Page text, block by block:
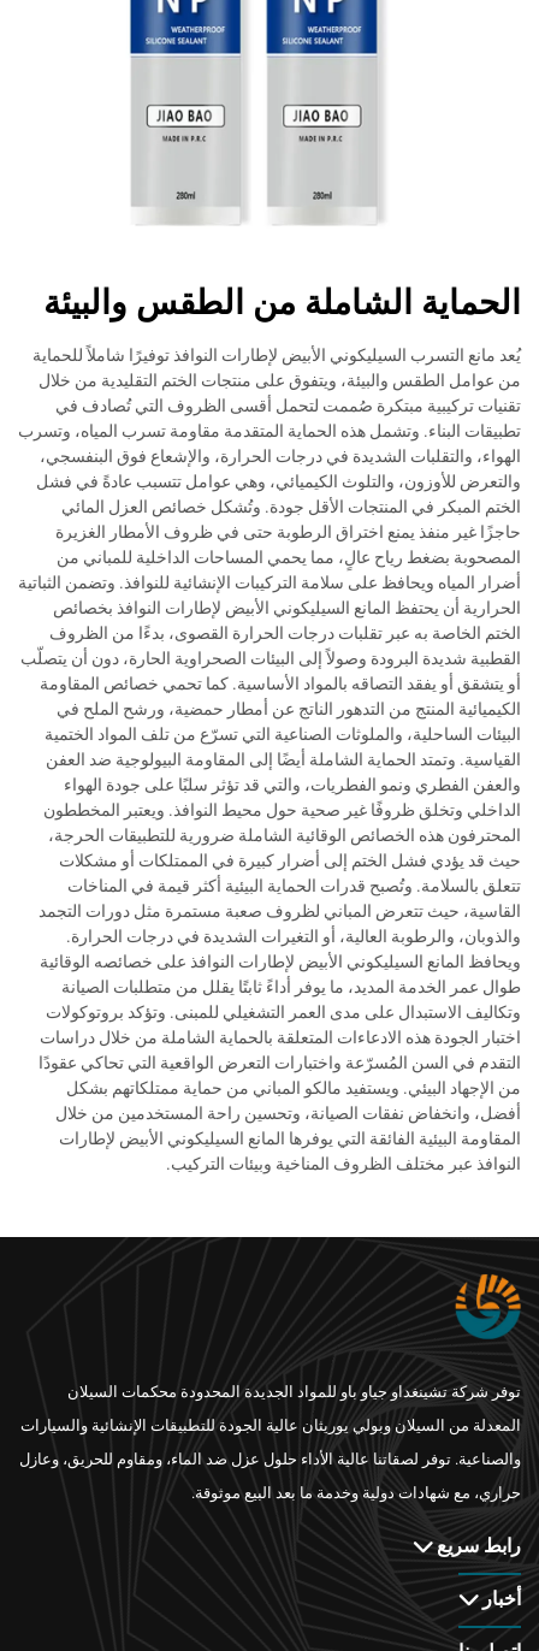
الحماية الشاملة من الطقس والبيئة
يُعد مانع التسرب السيليكوني الأبيض لإطارات النوافذ توفيرًا شاملاً للحماية
من عوامل الطقس والبيئة، ويتفوق على منتجات الختم التقليدية من خلال
تقنيات تركيبية مبتكرة صُممت لتحمل أقسى الظروف التي تُصادف في
تطبيقات البناء. وتشمل هذه الحماية المتقدمة مقاومة تسرب المياه، وتسرب
الهواء، والتقلبات الشديدة في درجات الحرارة، والإشعاع فوق البنفسجي،
والتعرض للأوزون، والتلوث الكيميائي، وهي عوامل تتسبب عادةً في فشل
الختم المبكر في المنتجات الأقل جودة. وتُشكل خصائص العزل المائي
حاجزًا غير منفذ يمنع اختراق الرطوبة حتى في ظروف الأمطار الغزيرة
المصحوبة بضغط رياح عالٍ، مما يحمي المساحات الداخلية للمباني من
أضرار المياه ويحافظ على سلامة التركيبات الإنشائية للنوافذ. وتضمن الثباتية
الحرارية أن يحتفظ المانع السيليكوني الأبيض لإطارات النوافذ بخصائص
الختم الخاصة به عبر تقلبات درجات الحرارة القصوى، بدءًا من الظروف
القطبية شديدة البرودة وصولاً إلى البيئات الصحراوية الحارة، دون أن يتصلّب
أو يتشقق أو يفقد التصاقه بالمواد الأساسية. كما تحمي خصائص المقاومة
الكيميائية المنتج من التدهور الناتج عن أمطار حمضية، ورشح الملح في
البيئات الساحلية، والملوثات الصناعية التي تسرّع من تلف المواد الختمية
القياسية. وتمتد الحماية الشاملة أيضًا إلى المقاومة البيولوجية ضد العفن
والعفن الفطري ونمو الفطريات، والتي قد تؤثر سلبًا على جودة الهواء
الداخلي وتخلق ظروفًا غير صحية حول محيط النوافذ. ويعتبر المخططون
المحترفون هذه الخصائص الوقائية الشاملة ضرورية للتطبيقات الحرجة،
حيث قد يؤدي فشل الختم إلى أضرار كبيرة في الممتلكات أو مشكلات
تتعلق بالسلامة. وتُصبح قدرات الحماية البيئية أكثر قيمة في المناخات
القاسية، حيث تتعرض المباني لظروف صعبة مستمرة مثل دورات التجمد
والذوبان، والرطوبة العالية، أو التغيرات الشديدة في درجات الحرارة.
ويحافظ المانع السيليكوني الأبيض لإطارات النوافذ على خصائصه الوقائية
طوال عمر الخدمة المديد، ما يوفر أداءً ثابتًا يقلل من متطلبات الصيانة
وتكاليف الاستبدال على مدى العمر التشغيلي للمبنى. وتؤكد بروتوكولات
اختبار الجودة هذه الادعاءات المتعلقة بالحماية الشاملة من خلال دراسات
التقدم في السن المُسرّعة واختبارات التعرض الواقعية التي تحاكي عقودًا
من الإجهاد البيئي. ويستفيد مالكو المباني من حماية ممتلكاتهم بشكل
أفضل، وانخفاض نفقات الصيانة، وتحسين راحة المستخدمين من خلال
المقاومة البيئية الفائقة التي يوفرها المانع السيليكوني الأبيض لإطارات
النوافذ عبر مختلف الظروف المناخية وبيئات التركيب.
توفر شركة تشينغداو جياو باو للمواد الجديدة المحدودة محكمات السيلان
المعدلة من السيلان وبولي يوريثان عالية الجودة للتطبيقات الإنشائية والسيارات
والصناعية. توفر لصقاتنا عالية الأداء حلول عزل ضد الماء، ومقاوم للحريق، وعازل
حراري، مع شهادات دولية وخدمة ما بعد البيع موثوقة.
رابط سريع
أخبار